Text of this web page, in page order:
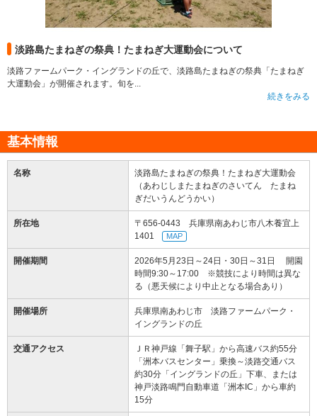
淡路島たまねぎの祭典！たまねぎ大運動会について
淡路ファームパーク・イングランドの丘で、淡路島たまねぎの祭典「たまねぎ
大運動会」が開催されます。旬を...
続きをみる
基本情報
名称
淡路島たまねぎの祭典！たまねぎ大運動会
（あわじしまたまねぎのさいてん たまね
ぎだいうんどうかい）
所在地
〒656-0443 兵庫県南あわじ市八木養宜上
1401
MAP
開催期間
2026年5月23日～24日・30日～31日 開園
時間9:30～17:00 ※競技により時間は異な
る（悪天候により中止となる場合あり）
開催場所
兵庫県南あわじ市 淡路ファームパーク・
イングランドの丘
交通アクセス
ＪＲ神戸線「舞子駅」から高速バス約55分
「洲本バスセンター」乗換～淡路交通バス
約30分「イングランドの丘」下車、または
神戸淡路鳴門自動車道「洲本IC」から車約
15分